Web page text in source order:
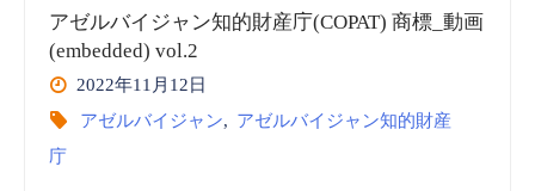
ジ
アゼルバイジャン知的財産庁(COPAT) 商標_動画
(embedded) vol.2
2022年11月12日
アゼルバイジャン, アゼルバイジャン知的財産
庁